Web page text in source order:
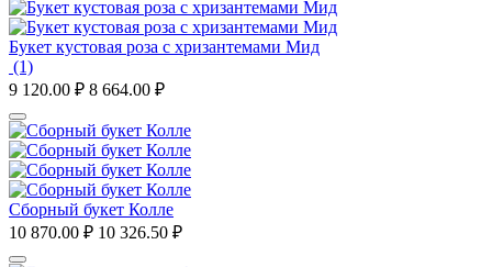
Букет кустовая роза с хризантемами Мид
(1)
9 120.00 ₽ 8 664.00 ₽
Сборный букет Колле
10 870.00 ₽ 10 326.50 ₽